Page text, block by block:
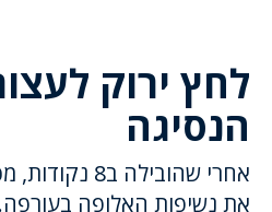
לחץ ירוק
הנסיגה
אחרי שהובילה
את נשיפות האלופה